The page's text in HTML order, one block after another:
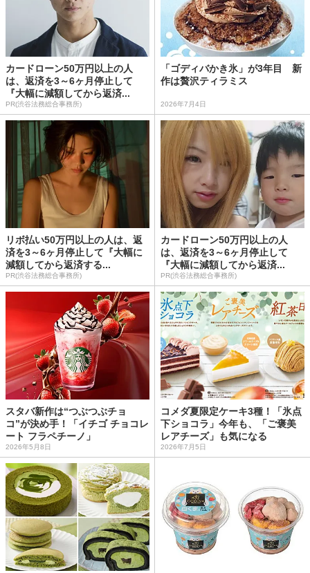
カードローン50万円以上の人
は、返済を3～6ヶ月停止して
『大幅に減額してから返済...
PR(渋谷法務総合事務所)
「ゴディバかき氷」が3年目 新
作は贅沢ティラミス
2026年7月4日
リボ払い50万円以上の人は、返
済を3～6ヶ月停止して『大幅に
減額してから返済する...
PR(渋谷法務総合事務所)
カードローン50万円以上の人
は、返済を3～6ヶ月停止して
『大幅に減額してから返済...
PR(渋谷法務総合事務所)
スタバ新作は“つぶつぶチョ
コ”が決め手！「イチゴ チョコレ
ート フラペチーノ」
2026年5月8日
コメダ夏限定ケーキ3種！「氷点
下ショコラ」今年も、「ご褒美
レアチーズ」も気になる
2026年7月5日